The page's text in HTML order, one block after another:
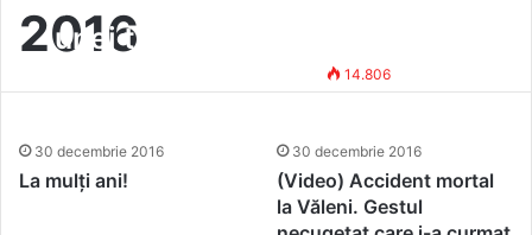
2016
unei tinere din Vaslui, lovită
în cap de un indicator de
cățelul
14.806
30 decembrie 2016
La mulți ani!
30 decembrie 2016
(Video) Accident mortal
la Văleni. Gestul